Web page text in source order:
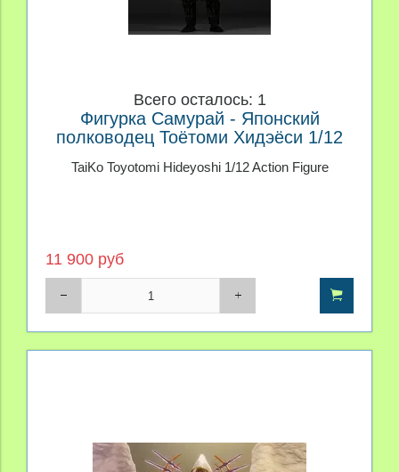
Всего осталось: 1
Фигурка Самурай - Японский
полководец Тоётоми Хидэёси 1/12
TaiKo Toyotomi Hideyoshi 1/12 Action Figure
11 900 руб